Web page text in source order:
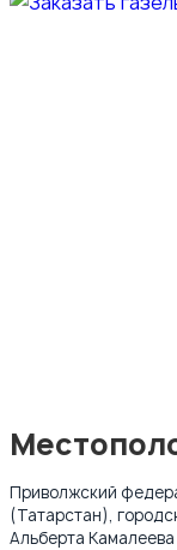
Приволжский
(Татарстан),
Альберта Камалеева